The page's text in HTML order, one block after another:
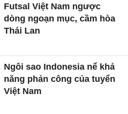
Futsal Việt Nam ngược
dòng ngoạn mục, cầm hòa
Thái Lan
Ngôi sao Indonesia nể khả
năng phản công của tuyển
Việt Nam